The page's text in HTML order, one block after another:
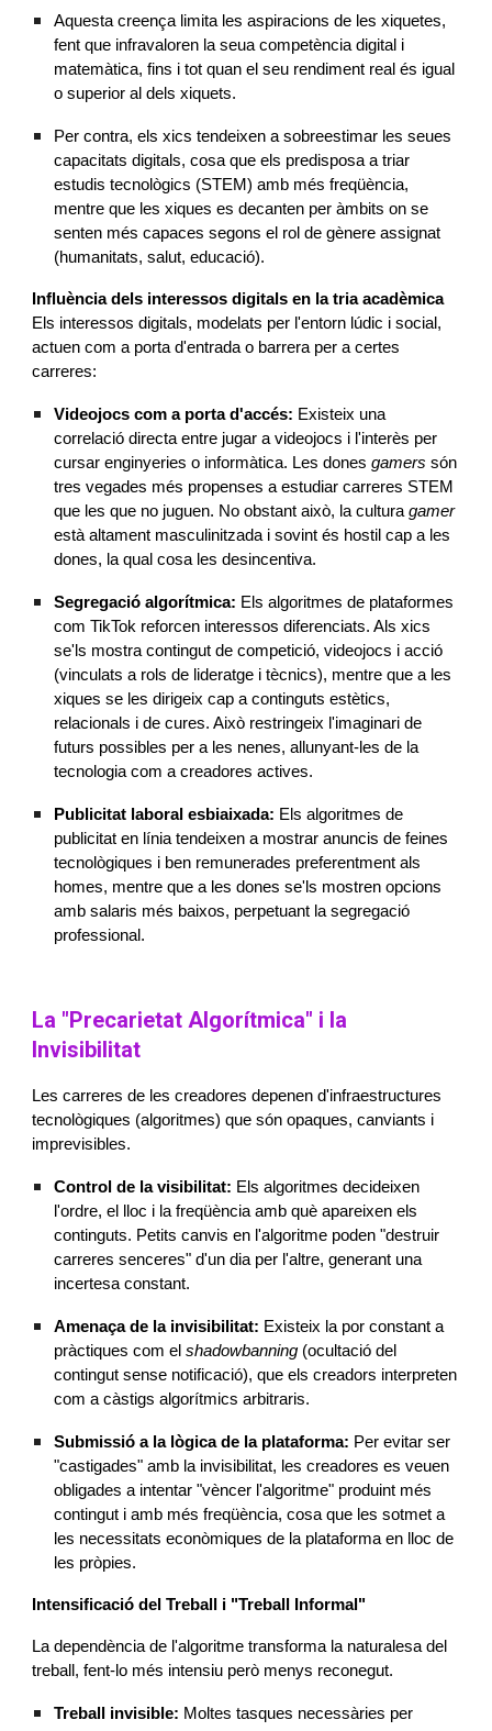
Aquesta creença limita les aspiracions de les xiquetes,
fent que infravaloren la seua competència digital i
matemàtica, fins i tot quan el seu rendiment real és igual
o superior al dels xiquets.
Per contra, els xics tendeixen a sobreestimar les seues
capacitats digitals, cosa que els predisposa a triar
estudis tecnològics (STEM) amb més freqüència,
mentre que les xiques es decanten per àmbits on se
senten més capaces segons el rol de gènere assignat
(humanitats, salut, educació).
Influència dels interessos digitals en la tria acadèmica
Els interessos digitals, modelats per l'entorn lúdic i social,
actuen com a porta d'entrada o barrera per a certes
carreres:
Videojocs com a porta d'accés: Existeix una
correlació directa entre jugar a videojocs i l'interès per
cursar enginyeries o informàtica. Les donesgamers són
tres vegades més propenses a estudiar carreres STEM
que les que no juguen. No obstant això, la culturagamer
està altament masculinitzada i sovint és hostil cap a les
dones, la qual cosa les desincentiva.
Segregació algorítmica: Els algoritmes de plataformes
com TikTok reforcen interessos diferenciats. Als xics
se'ls mostra contingut de competició, videojocs i acció
(vinculats a rols de lideratge i tècnics), mentre que a les
xiques se les dirigeix cap a continguts estètics,
relacionals i de cures. Això restringeix l'imaginari de
futurs possibles per a les nenes, allunyant-les de la
tecnologia com a creadores actives.
Publicitat laboral esbiaixada: Els algoritmes de
publicitat en línia tendeixen a mostrar anuncis de feines
tecnològiques i ben remunerades preferentment als
homes, mentre que a les dones se'ls mostren opcions
amb salaris més baixos, perpetuant la segregació
professional.
La "Precarietat Algorítmica" i la
Invisibilitat
Les carreres de les creadores depenen d'infraestructures
tecnològiques (algoritmes) que són opaques, canviants i
imprevisibles.
Control de la visibilitat: Els algoritmes decideixen
l'ordre, el lloc i la freqüència amb què apareixen els
continguts. Petits canvis en l'algoritme poden "destruir
carreres senceres" d'un dia per l'altre, generant una
incertesa constant.
Amenaça de la invisibilitat: Existeix la por constant a
pràctiques com elshadowbanning (ocultació del
contingut sense notificació), que els creadors interpreten
com a càstigs algorítmics arbitraris.
Submissió a la lògica de la plataforma: Per evitar ser
"castigades" amb la invisibilitat, les creadores es veuen
obligades a intentar "vèncer l'algoritme" produint més
contingut i amb més freqüència, cosa que les sotmet a
les necessitats econòmiques de la plataforma en lloc de
les pròpies.
Intensificació del Treball i "Treball Informal"
La dependència de l'algoritme transforma la naturalesa del
treball, fent-lo més intensiu però menys reconegut.
Treball invisible: Moltes tasques necessàries per